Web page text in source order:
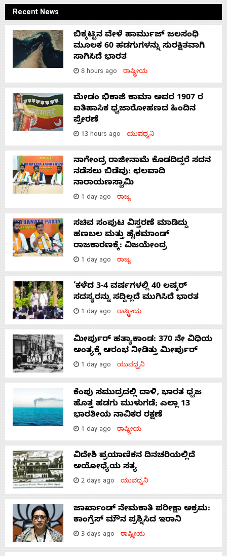
Recent News
ಬಿಕ್ಕಟ್ಟಿನ ವೇಳೆ ಹಾರ್ಮುಜ್ ಜಲಸಂಧಿ
ಮೂಲಕ 60 ಹಡಗುಗಳನ್ನು ಸುರಕ್ಷಿತವಾಗಿ
ಸಾಗಿಸಿದೆ ಭಾರತ
8 hours ago ರಾಷ್ಟ್ರೀಯ
ಮೇಡಂ ಭಿಕಾಜಿ ಕಾಮಾ ಅವರ 1907 ರ
ಐತಿಹಾಸಿಕ ಧ್ವಜಾರೋಹಣದ ಹಿಂದಿನ
ಪ್ರೇರಣೆ
13 hours ago ಯುವಧ್ವನಿ
ನಾಗೇಂದ್ರ ರಾಜೀನಾಮೆ ಕೊಡದಿದ್ದರೆ ಸದನ
ನಡೆಸಲು ಬಿಡೆವು: ಛಲವಾದಿ
ನಾರಾಯಣಸ್ವಾಮಿ
1 day ago ರಾಜ್ಯ
ಸಚಿವ ಸಂಪುಟ ವಿಸ್ತರಣೆ ಮಾಡಿದ್ದು
ಹಣಬಲ ಮತ್ತು ಹೈಕಮಾಂಡ್
ರಾಜಕಾರಣಕ್ಕೆ: ವಿಜಯೇಂದ್ರ
1 day ago ರಾಜ್ಯ
‘ಕಳೆದ 3-4 ವರ್ಷಗಳಲ್ಲಿ 40 ಲಷ್ಕರ್
ಸದಸ್ಯರನ್ನು ಸದ್ದಿಲ್ಲದೆ ಮುಗಿಸಿದೆ ಭಾರತ
1 day ago ರಾಷ್ಟ್ರೀಯ
ಮೀರ್ಪುರ್ ಹತ್ಯಾಕಾಂಡ: 370 ನೇ ವಿಧಿಯ
ಅಂತ್ಯಕ್ಕೆ ಆರಂಭ ನೀಡಿತ್ತು ಮೀರ್ಪುರ್
1 day ago ಯುವಧ್ವನಿ
ಕೆಂಪು ಸಮುದ್ರದಲ್ಲಿ ದಾಳಿ, ಭಾರತ ಧ್ವಜ
ಹೊತ್ತ ಹಡಗು ಮುಳುಗಡೆ; ಎಲ್ಲಾ 13
ಭಾರತೀಯ ನಾವಿಕರ ರಕ್ಷಣೆ
1 day ago ರಾಷ್ಟ್ರೀಯ
ವಿದೇಶಿ ಪ್ರಯಾಣಿಕನ ದಿನಚರಿಯಲ್ಲಿದೆ
ಅಯೋಧ್ಯೆಯ ಸತ್ಯ
2 days ago ಯುವಧ್ವನಿ
ಜಾರ್ಖಾಂಡ್‌ ನೇಮಕಾತಿ ಪರೀಕ್ಷಾ ಅಕ್ರಮ:
ಕಾಂಗ್ರೆಸ್‌ ಮೌನ ಪ್ರಶ್ನಿಸಿದ ಇರಾನಿ
3 days ago ರಾಷ್ಟ್ರೀಯ